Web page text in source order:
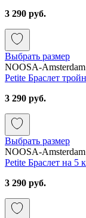
3 290 руб.
Выбрать размер
NOOSA-Amsterdam
Petite Браслет
3 290 руб.
Выбрать размер
NOOSA-Amsterdam
Petite Браслет на 5
3 290 руб.